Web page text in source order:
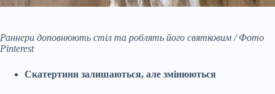
Раннери доповнюють стіл та роблять його святковим / Фото
Pinterest
Скатертини залишаються, але змінюються